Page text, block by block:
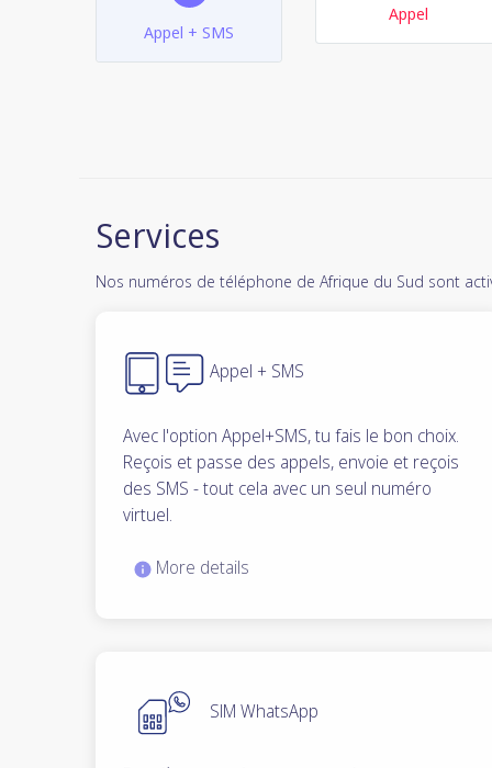
Appel + SMS
Appel
Services
Nos numéros de téléphone de Afrique du Sud sont
Appel + SMS
Avec l'option Appel+SMS, tu fais le bon choix.
Reçois et passe des appels, envoie et reçois
des SMS - tout cela avec un seul numéro
virtuel.
More details
SIM WhatsApp